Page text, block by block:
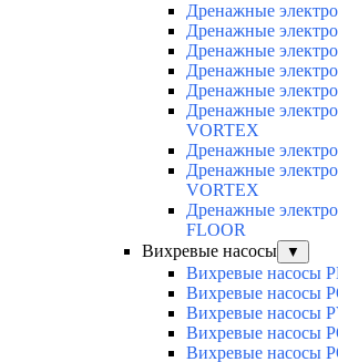
Дренажные
Дренажные
Дренажные
Дренажные
Дренажные
Дренажные
VORTEX
Дренажные
Дренажные
VORTEX
Дренажные
FLOOR
Вихревые насосы
▼
Вихревые насосы
Вихревые насосы
Вихревые насосы
Вихревые насосы
Вихревые насосы